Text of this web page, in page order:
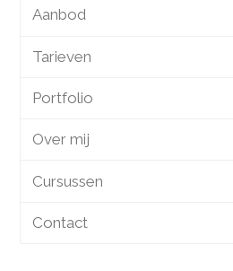
Aanbod
Tarieven
Portfolio
Over mij
Cursussen
Contact